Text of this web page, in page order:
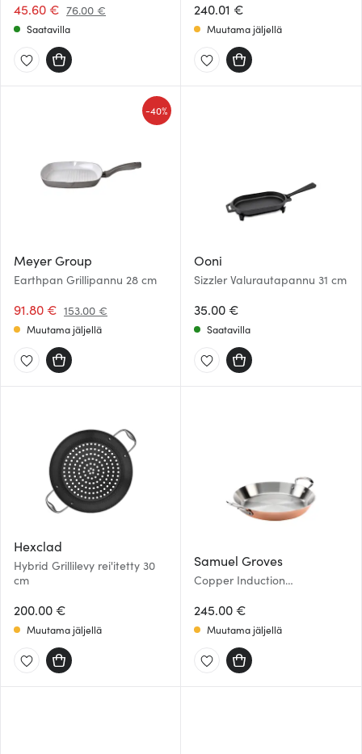
45.60 € 76.00 €
Saatavilla
240.01 €
Muutama jäljellä
Meyer Group
Earthpan Grillipannu 28 cm
91.80 € 153.00 €
-40%
Muutama jäljellä
Ooni
Sizzler Valurautapannu 31 cm
35.00 €
Saatavilla
Hexclad
Hybrid Grillilevy rei'itetty 30
cm
200.00 €
Muutama jäljellä
Samuel Groves
Copper Induction
245.00 €
Muutama jäljellä